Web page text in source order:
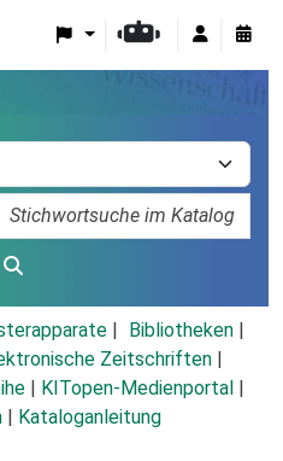
Bibliotheken
Zeitschriften
KITopen-Medienportal
Kataloganleitung